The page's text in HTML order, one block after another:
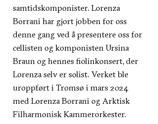
samtidskomponister. Lorenza
Borrani har gjort jobben for oss
denne gang ved å presentere oss for
cellisten og komponisten Ursina
Braun og hennes fiolinkonsert, der
Lorenza selv er solist. Verket ble
uroppført i Tromsø i mars 2024
med Lorenza Borrani og Arktisk
Filharmonisk Kammerorkester.